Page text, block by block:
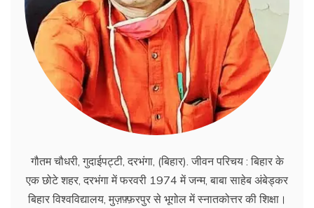
गौतम चौधरी, गुदाईपट्टी, दरभंगा, (बिहार). जीवन परिचय : बिहार के
एक छोटे शहर, दरभंगा में फरवरी 1974 में जन्म, बाबा साहेब अंबेड्कर
बिहार विश्वविद्यालय, मुज़फ़्फ़रपुर से भूगोल में स्नातकोत्तर की शिक्षा।